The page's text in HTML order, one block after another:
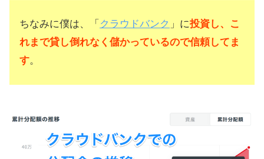
ちなみに僕は、「 クラウドバンク 」に投資し、こ
れまで貸し倒れなく儲かっているので信頼してま
す。